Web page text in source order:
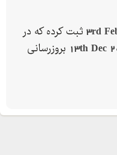
3rd ثبت کرده که در
13th Dec بروزرسانی